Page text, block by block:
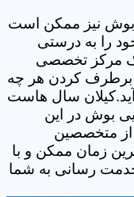
بوش نیز ممکن است
را به درستی
مرکز تخصصی
برطرف کردن هر چه
سال هاست
بوش در این
از متخصصین
زمان ممکن و با
خدمت رسانی به شما